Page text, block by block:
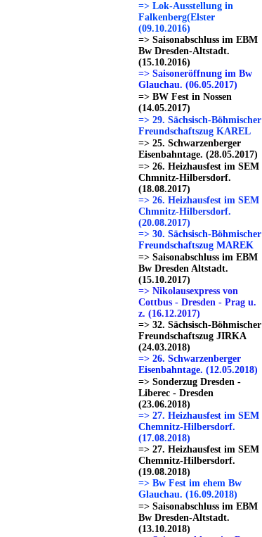
=> Lok-Ausstellung in
Falkenberg(Elster
(09.10.2016)
=> Saisonabschluss im EBM
Bw Dresden-Altstadt.
(15.10.2016)
=> Saisoneröffnung im Bw
Glauchau. (06.05.2017)
=> BW Fest in Nossen
(14.05.2017)
=> 29. Sächsisch-Böhmischer
Freundschaftszug KAREL
=> 25. Schwarzenberger
Eisenbahntage. (28.05.2017)
=> 26. Heizhausfest im SEM
Chmnitz-Hilbersdorf.
(18.08.2017)
=> 26. Heizhausfest im SEM
Chmnitz-Hilbersdorf.
(20.08.2017)
=> 30. Sächsisch-Böhmischer
Freundschaftszug MAREK
=> Saisonabschluss im EBM
Bw Dresden Altstadt.
(15.10.2017)
=> Nikolausexpress von
Cottbus - Dresden - Prag u.
z. (16.12.2017)
=> 32. Sächsisch-Böhmischer
Freundschaftszug JIRKA
(24.03.2018)
=> 26. Schwarzenberger
Eisenbahntage. (12.05.2018)
=> Sonderzug Dresden -
Liberec - Dresden
(23.06.2018)
=> 27. Heizhausfest im SEM
Chemnitz-Hilbersdorf.
(17.08.2018)
=> 27. Heizhausfest im SEM
Chemnitz-Hilbersdorf.
(19.08.2018)
=> Bw Fest im ehem Bw
Glauchau. (16.09.2018)
=> Saisonabschluss im EBM
Bw Dresden-Altstadt.
(13.10.2018)